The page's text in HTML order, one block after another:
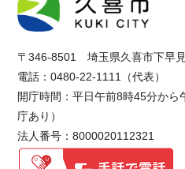
〒346-8501 埼玉県久喜市下早
電話：0480-22-1111（代表）
開庁時間：平日午前8時45分から
庁あり）
法人番号：8000020112321